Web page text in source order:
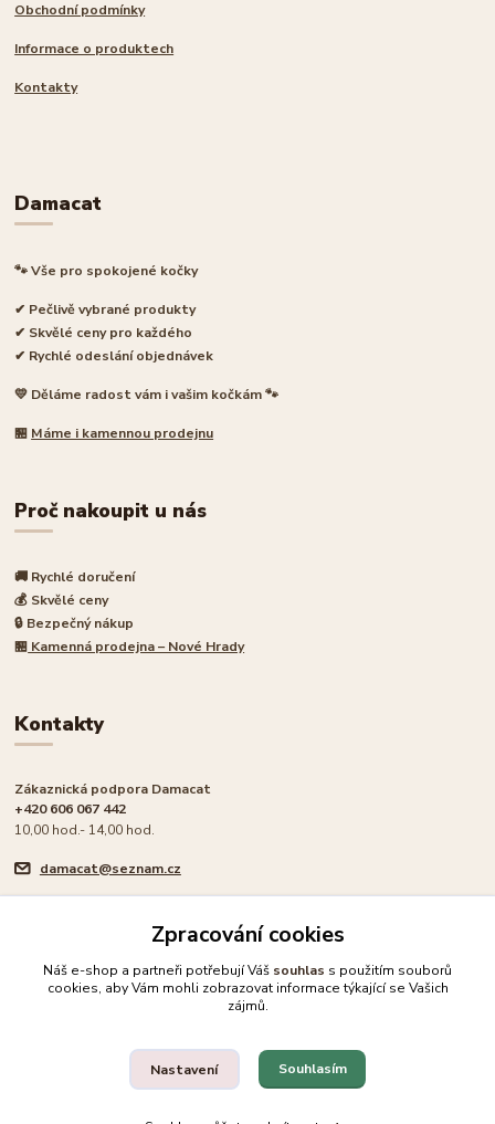
Obchodní podmínky
Informace o produktech
Kontakty
Damacat
🐾 Vše pro spokojené kočky
✔ Pečlivě vybrané produkty
✔ Skvělé ceny pro každého
✔ Rychlé odeslání objednávek
💛 Děláme radost vám i vašim kočkám 🐾
🏪 Máme i kamennou prodejnu
Proč nakoupit u nás
🚚 Rychlé doručení
💰 Skvělé ceny
🔒 Bezpečný nákup
🏪 Kamenná prodejna – Nové Hrady
Kontakty
Zákaznická podpora Damacat
+420 606 067 442
10,00 hod.- 14,00 hod.
damacat@seznam.cz
🐾 Rodinný e-shop pro milovníky koček
Upravit sběr cookies.
Zpracování cookies
Náš e-shop a partneři potřebují Váš souhlas s použitím souborů
cookies, aby Vám mohli zobrazovat informace týkající se Vašich
zájmů.
Nastavení Souhlasím